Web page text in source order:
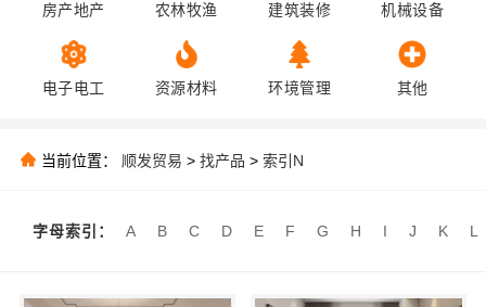
房产地产 农林牧渔 建筑装修 机械设备
电子电工 资源材料 环境管理 其他
当前位置： 顺发贸易 > 找产品 > 索引N
字母索引： A B C D E F G H I J K L